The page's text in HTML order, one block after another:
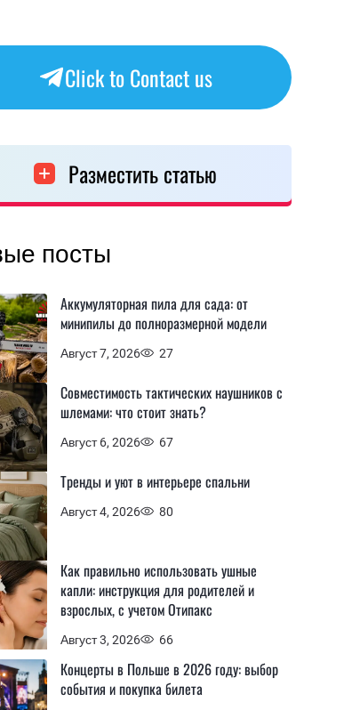
Click to Contact us
Разместить статью
посты
Август 7, 2026 27
Аккумуляторная пила для сада: от
минипилы до полноразмерной модели
Август 6, 2026 67
Совместимость тактических наушников с
шлемами: что стоит знать?
Август 4, 2026 80
Тренды и уют в интерьере спальни
Август 3, 2026 66
Как правильно использовать ушные
капли: инструкция для родителей и
взрослых, с учетом Отипакс
Концерты в Польше в 2026 году: выбор
события и покупка билета